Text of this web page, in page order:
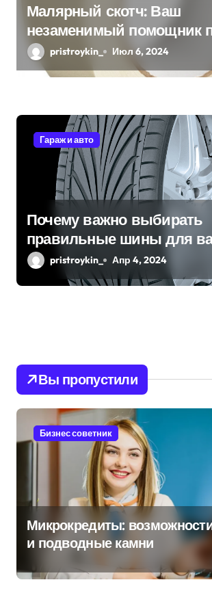
Малярный скотч: Ваш
незаменимый помощник
ремонтных работах
pristroykin_ Июл 6, 2024
Гараж и авто
Почему важно выбирать
правильные шины для
автомобиля?
pristroykin_ Апр 4, 2024
Вы пропустили
Бизнес советник
Микрокредиты:
и подводные камни